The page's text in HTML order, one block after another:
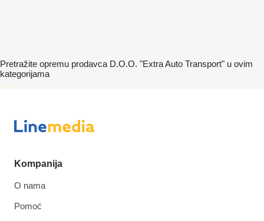
Pretražite opremu prodavca D.O.O. "Extra Auto Transport" u ovim
kategorijama
disallow-in-dsa
Kompanija
O nama
Pomoć